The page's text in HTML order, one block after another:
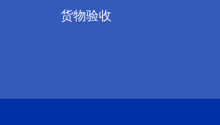
货物验收